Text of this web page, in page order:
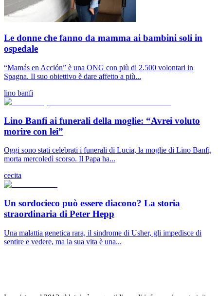
Le donne che fanno da mamma ai bambini soli in
ospedale
“Mamás en Acción” è una ONG con più di 2.500 volontari in
Spagna. Il suo obiettivo è dare affetto a più...
lino banfi
Lino Banfi ai funerali della moglie: “Avrei voluto
morire con lei”
Oggi sono stati celebrati i funerali di Lucia, la moglie di Lino Banfi,
morta mercoledì scorso. Il Papa ha...
cecita
Un sordocieco può essere diacono? La storia
straordinaria di Peter Hepp
Una malattia genetica rara, il sindrome di Usher, gli impedisce di
sentire e vedere, ma la sua vita è una...